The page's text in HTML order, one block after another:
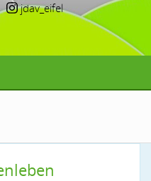
jdav_eifel